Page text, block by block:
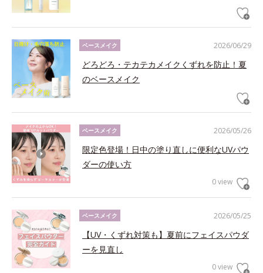
2026/06/29
ベースメイク
どろどろ・テカテカメイクくずれを防止！夏
のベースメイク
2026/05/26
ベースメイク
限定色登場！日中の塗り直しに便利なUVパウ
ダーの使い方
0 view
2026/05/25
ベースメイク
【UV・くずれ対策も】夏前にフェイスパウダ
ーを見直し
0 view